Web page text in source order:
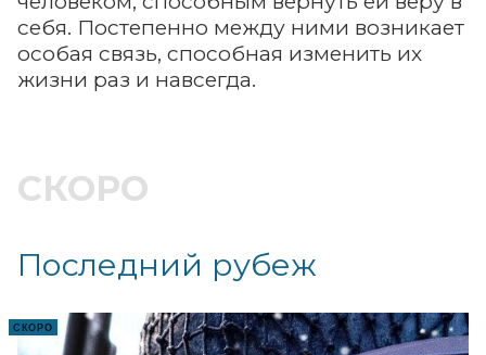
себя. Постепенно между ними возникает
особая связь, способная изменить их
жизни раз и навсегда.
СКОРО
Последний рубеж
СКОРО